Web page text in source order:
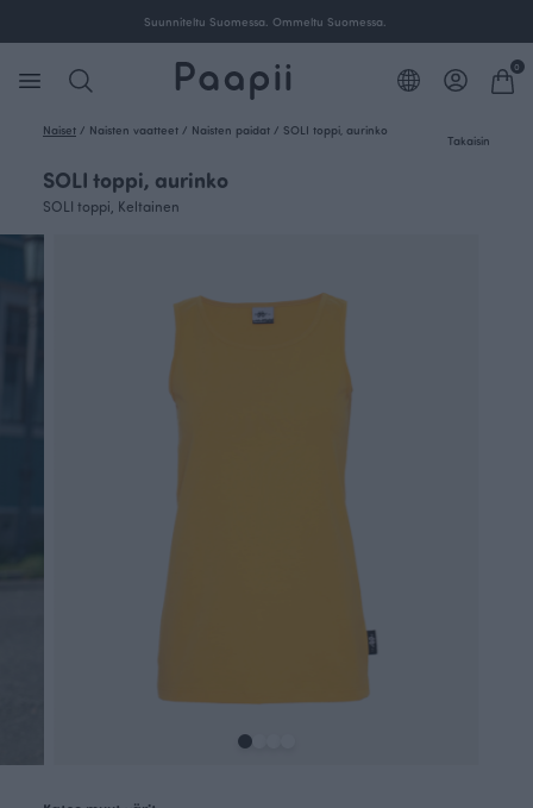
Ilmainen toimitus yli 100 € tilauksille Suomessa.
0
Naiset / Naisten vaatteet / Naisten paidat / SOLI toppi, aurinko
Takaisin
SOLI toppi, aurinko
SOLI toppi, Keltainen